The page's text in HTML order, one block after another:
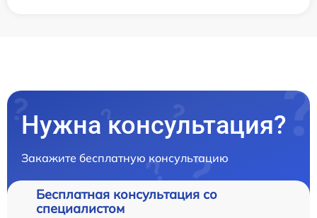
Нужна консультация?
Закажите бесплатную консультацию
Бесплатная консультация со
специалистом